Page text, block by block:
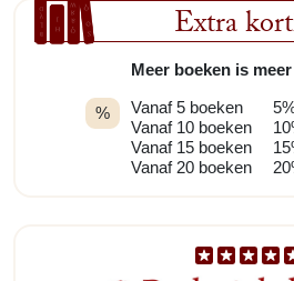
Extra
%
Meer boeken is
Vanaf 5 boeken
Vanaf 10 boeken
Vanaf 15 boeken
Vanaf 20 boeken